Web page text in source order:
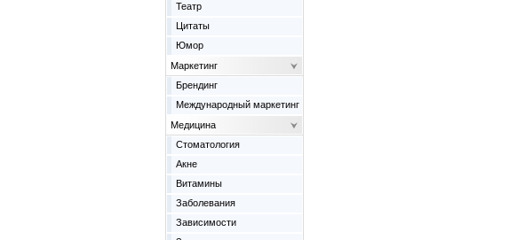
Театр
Цитаты
Юмор
Маркетинг
Брендинг
Международный маркетинг
Медицина
Cтоматология
Акне
Витамины
Заболевания
Зависимости